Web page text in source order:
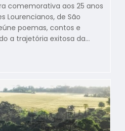
comemorativa aos 25 anos
Lourencianos, de São
poemas, contos e
a trajetória exitosa da…